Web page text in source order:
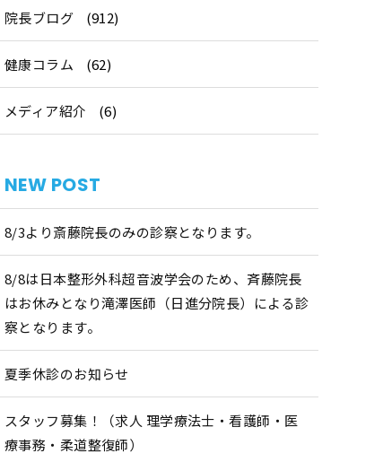
院長ブログ (912)
健康コラム (62)
メディア紹介 (6)
NEW POST
8/3より斎藤院長のみの診察となります。
8/8は日本整形外科超音波学会のため、斉藤院長
はお休みとなり滝澤医師（日進分院長）による診
察となります。
夏季休診のお知らせ
スタッフ募集！（求人 理学療法士・看護師・医
療事務・柔道整復師）